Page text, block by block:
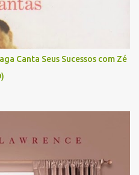
Canta Seus Sucessos com Zé